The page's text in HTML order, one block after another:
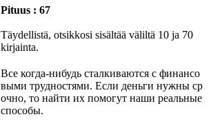
Pituus : 67
Täydellistä, otsikkosi sisältää väliltä 10 ja 70
kirjainta.
Все когда-нибудь сталкиваются с финансо
выми трудностями. Если деньги нужны ср
очно, то найти их помогут наши реальные
способы.